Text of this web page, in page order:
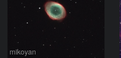
mikoyan